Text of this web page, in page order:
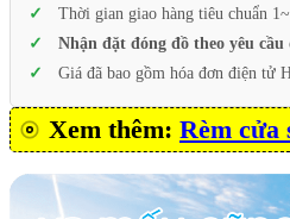
Thời gian giao hàng tiêu chuẩn
Nhận đặt đóng đồ theo yêu
Giá đã bao gồm hóa đơn điện tử
Xem thêm: Rèm cửa